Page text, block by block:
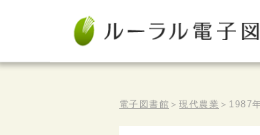
電子図書館 ＞現代農業 ＞ 1987